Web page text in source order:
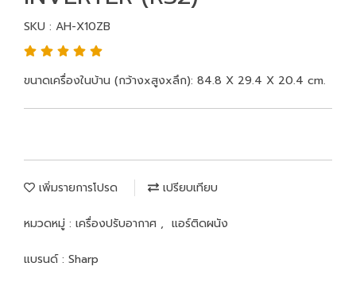
SKU : AH-X10ZB
ขนาดเครื่องในบ้าน (กว้างxสูงxลึก): 84.8 X 29.4 X 20.4 cm.
เพิ่มรายการโปรด เปรียบเทียบ
หมวดหมู่ : เครื่องปรับอากาศ , แอร์ติดผนัง
แบรนด์ : Sharp